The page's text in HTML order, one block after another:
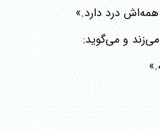
درد دارد.»
و می‌گوید: